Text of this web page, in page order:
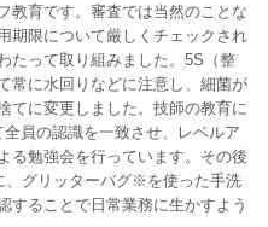
教育です。審査では当然のことな
期限について厳しくチェックされ
たって取り組みました。5S（整
常に水回りなどに注意し、細菌が
てに変更しました。技師の教育に
員の認識を一致させ、レベルア
る勉強会を行っています。その後
、グリッターバグ※を使った手洗
することで日常業務に生かすよう